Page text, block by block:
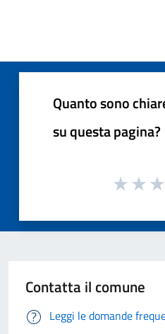
Quanto sono
su questa pagina?
Contatta il comune
Leggi le domande